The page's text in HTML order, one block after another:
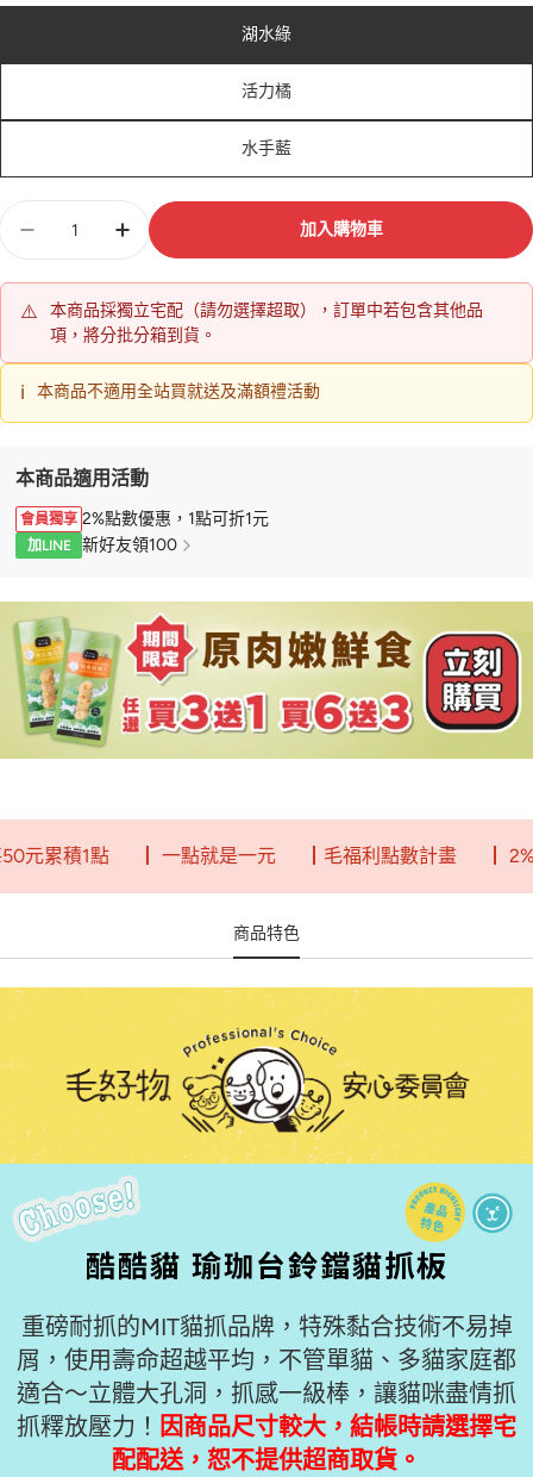
湖水綠
活力橘
水手藍
量
加入購物車
⚠️
本商品採獨立宅配（請勿選擇超取），訂單中若包含其他品
項，將分批分箱到貨。
ℹ️ 本商品不適用全站買就送及滿額禮活動
本商品適用活動
會員獨享 2%點數優惠，1點可折1元
加LINE 新好友領100
累積1點 ┃ 一點就是一元 ┃毛福利點數計畫 ┃ 2%回
商品特色
酷酷貓 瑜珈台鈴鐺貓抓板
重磅耐抓的MIT貓抓品牌，特殊黏合技術不易掉
屑，使用壽命超越平均，不管單貓、多貓家庭都
適合～立體大孔洞，抓感一級棒，讓貓咪盡情抓
抓釋放壓力！ 因商品尺寸較大，結帳時請選擇宅
配配送，恕不提供超商取貨。